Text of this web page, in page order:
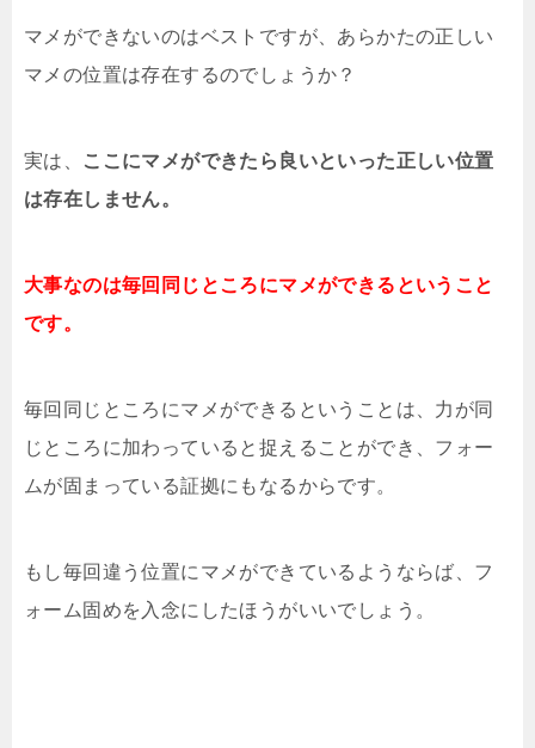
マメができないのはベストですが、あらかたの正しい
マメの位置は存在するのでしょうか？
実は、
ここにマメができたら良いといった正しい位置
は存在しません。
大事なのは毎回同じところにマメができるということ
です。
毎回同じところにマメができるということは、力が同
じところに加わっていると捉えることができ、フォー
ムが固まっている証拠にもなるからです。
もし毎回違う位置にマメができているようならば、フ
ォーム固めを入念にしたほうがいいでしょう。